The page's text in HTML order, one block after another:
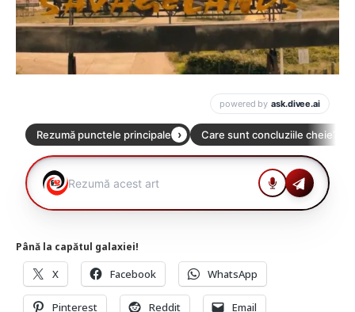
Până la capătul galaxiei!
X Facebook WhatsApp
Pinterest Reddit Email